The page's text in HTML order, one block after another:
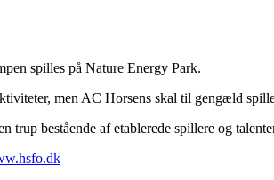
spilles på Nature Energy Park.
men AC Horsens skal til gengæld
trup bestående af etablerede spillere og